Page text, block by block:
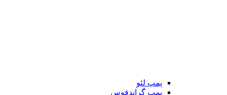
پمپ لئو
پمپ گراندفوس